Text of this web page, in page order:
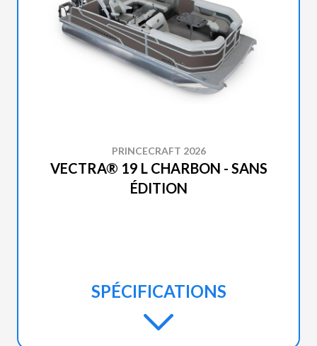
PRINCECRAFT 2026
VECTRA® 19 L CHARBON - SANS
ÉDITION
SPÉCIFICATIONS